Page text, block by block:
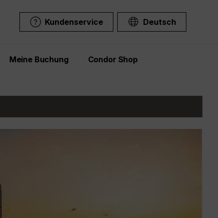
Kundenservice Deutsch
Meine Buchung Condor Shop